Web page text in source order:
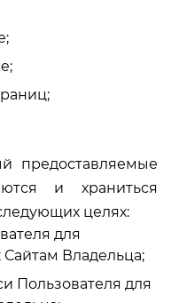
предоставляемые
и храниться
целях:
для
Сайтам Владельца;
Пользователя для